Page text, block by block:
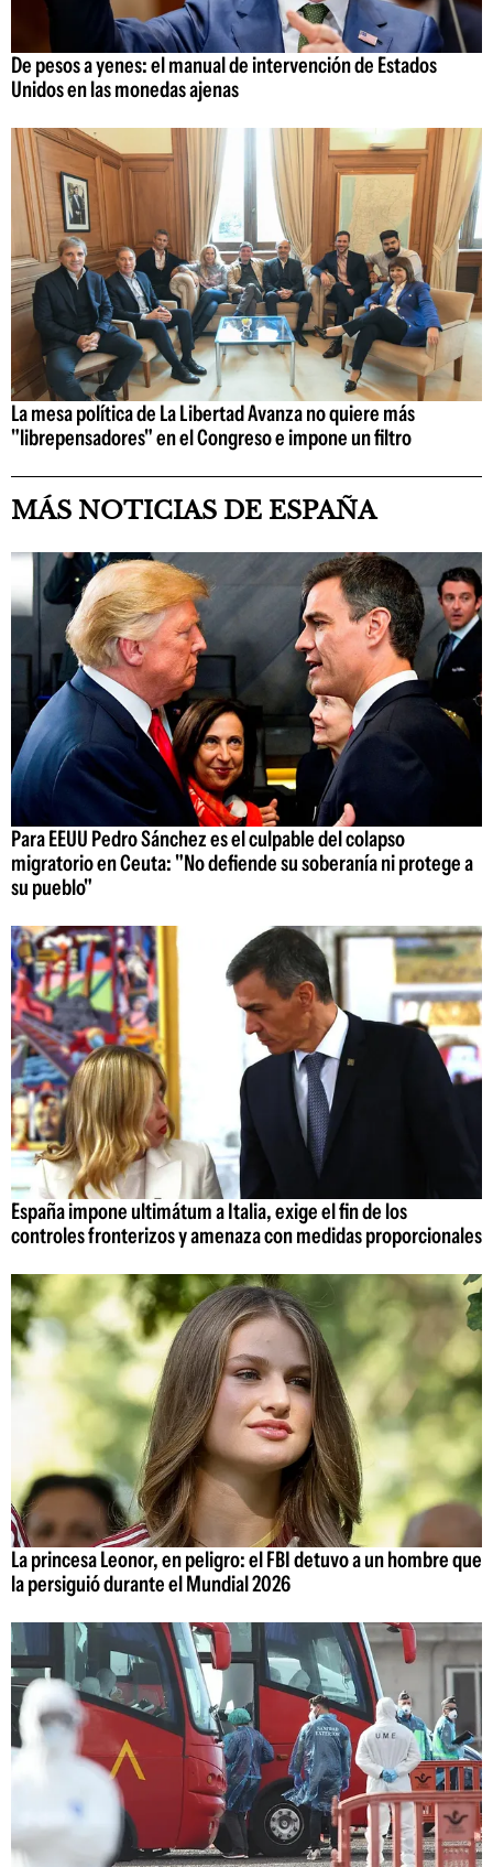
De pesos a yenes: el manual de intervención de Estados
Unidos en las monedas ajenas
La mesa política de La Libertad Avanza no quiere más
"librepensadores" en el Congreso e impone un filtro
MÁS NOTICIAS DE ESPAÑA
Para EEUU Pedro Sánchez es el culpable del colapso
migratorio en Ceuta: "No defiende su soberanía ni protege a
su pueblo"
España impone ultimátum a Italia, exige el fin de los
controles fronterizos y amenaza con medidas proporcionales
La princesa Leonor, en peligro: el FBI detuvo a un hombre que
la persiguió durante el Mundial 2026